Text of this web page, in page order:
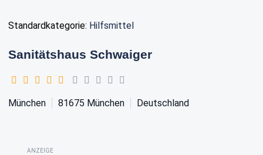
Standardkategorie: Hilfsmittel
Sanitätshaus Schwaiger
München 81675 München Deutschland
ANZEIGE